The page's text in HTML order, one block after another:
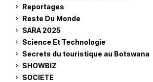
Reportages
Reste Du Monde
SARA 2025
Science Et Technologie
Secrets du touristique au Botswana
SHOWBIZ
SOCIETE